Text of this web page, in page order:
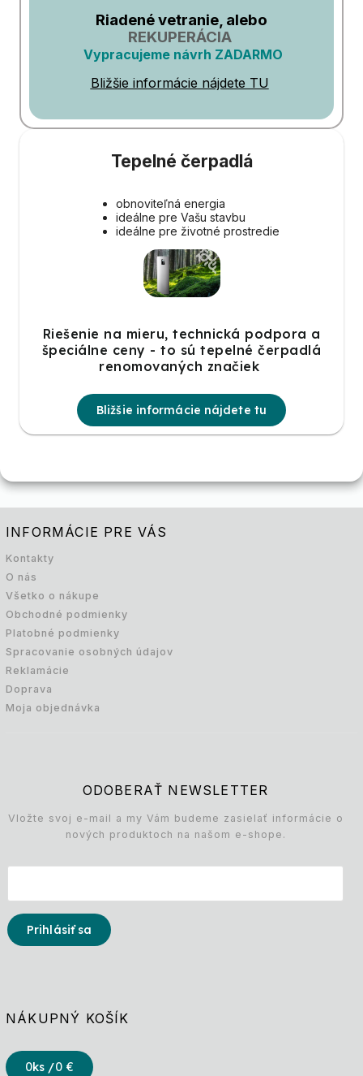
Riadené vetranie, alebo
REKUPERÁCIA
Vypracujeme návrh ZADARMO
Bližšie informácie nájdete TU
Tepelné čerpadlá
obnoviteľná energia
ideálne pre Vašu stavbu
ideálne pre životné prostredie
Riešenie na mieru, technická podpora a
špeciálne ceny - to sú tepelné čerpadlá
renomovaných značiek
Bližšie informácie nájdete tu
INFORMÁCIE PRE VÁS
Kontakty
O nás
Všetko o nákupe
Obchodné podmienky
Platobné podmienky
Spracovanie osobných údajov
Reklamácie
Doprava
Moja objednávka
ODOBERAŤ NEWSLETTER
Vložte svoj e-mail a my Vám budeme zasielať informácie o
nových produktoch na našom e-shope.
Prihlásiť sa
NÁKUPNÝ KOŠÍK
0ks /0 €